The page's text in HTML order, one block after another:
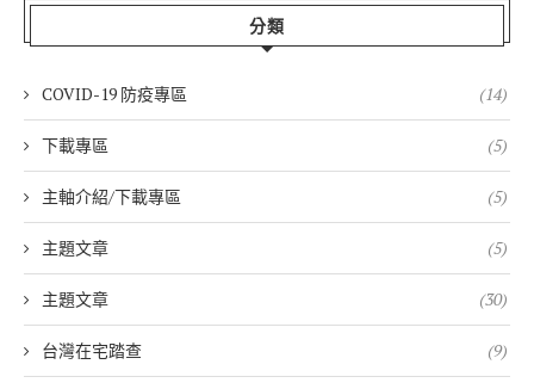
分類
COVID-19 防疫專區 (14)
下載專區 (5)
主軸介紹/下載專區 (5)
主題文章 (5)
主題文章 (30)
台灣在宅踏查 (9)